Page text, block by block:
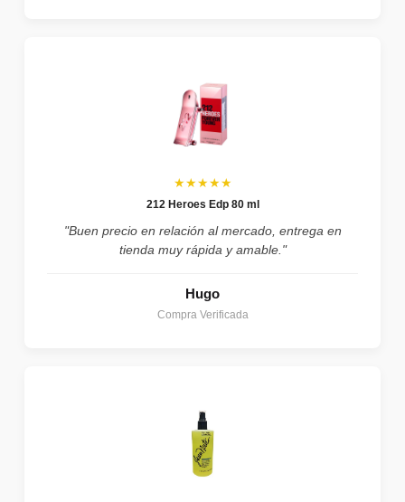
★★★★★
212 Heroes Edp 80 ml
"Buen precio en relación al mercado, entrega en
tienda muy rápida y amable."
Hugo
Compra Verificada